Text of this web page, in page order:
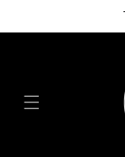
al contenido